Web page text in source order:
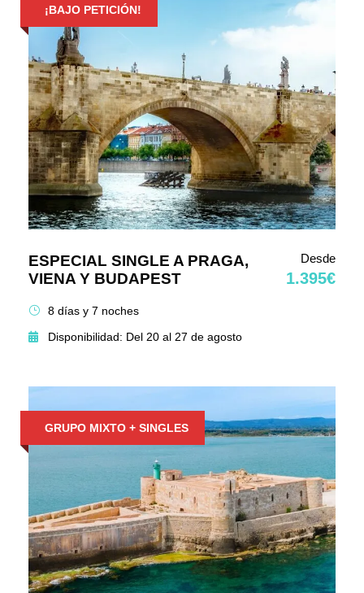
¡BAJO PETICIÓN!
ESPECIAL SINGLE A PRAGA,
VIENA Y BUDAPEST
Desde
1.395€
8 días y 7 noches
Disponibilidad: Del 20 al 27 de agosto
GRUPO MIXTO + SINGLES